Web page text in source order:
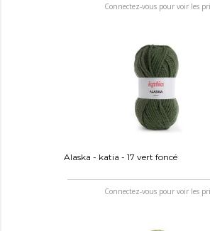
Connectez-vous pour voir les
Alaska - katia - 17 vert foncé
Connectez-vous pour voir les